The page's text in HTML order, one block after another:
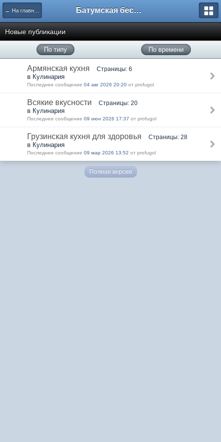
← На главную Батумская беседка
Новые публикации
По типу По времени
Армянская кухня Страницы: 6
в Кулинария
Последнее сообщение 04 авг 2026 20:20 от profugol
Всякие вкусности Страницы: 20
в Кулинария
Последнее сообщение 09 июн 2026 17:37 от profugol
Грузинская кухня для здоровья Страницы: 28
в Кулинария
Последнее сообщение 09 мар 2026 13:52 от profugol
Полная версия